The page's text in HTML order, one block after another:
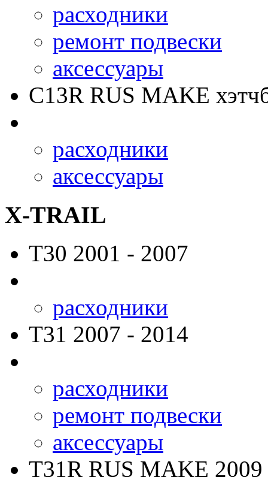
расходники
ремонт подвески
аксессуары
C13R RUS MAKE
расходники
аксессуары
X-TRAIL
T30 2001 - 2007
расходники
T31 2007 - 2014
расходники
ремонт подвески
аксессуары
T31R RUS MAKE 2009